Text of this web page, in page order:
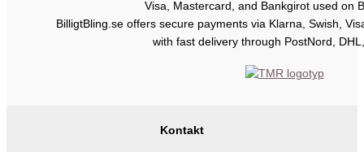
BilligtBling.se offers secure payments via Klarna, Swish,
with fast delivery through PostNord,
Kontakt